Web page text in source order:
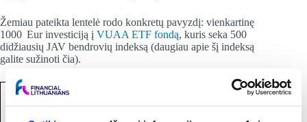
Žemiau pateikta lentelė rodo konkretų pavyzdį: vienkartinę
1000 Eur investiciją į VUAA ETF fondą, kuris seka 500
didžiausių JAV bendrovių indeksą (daugiau apie šį indeksą
galite sužinoti čia).
fondo
mokestis
prieinam
umas